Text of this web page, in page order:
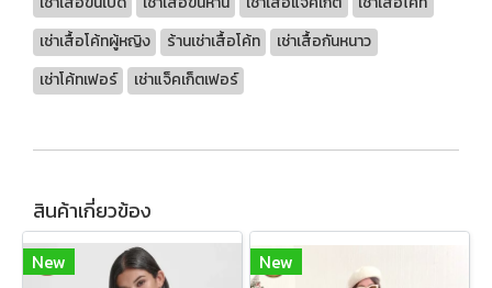
เช่าเสื้อโค้ทผู้หญิง
ร้านเช่าเสื้อโค้ท
เช่าเสื้อกันหนาว
เช่าโค้ทเฟอร์
เช่าแจ็คเก็ตเฟอร์
สินค้าเกี่ยวข้อง
New New